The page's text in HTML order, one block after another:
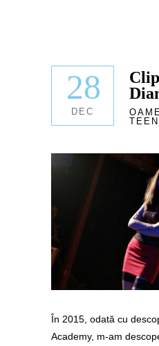
28
DEC
În 2015, odată cu
Academy, m-am